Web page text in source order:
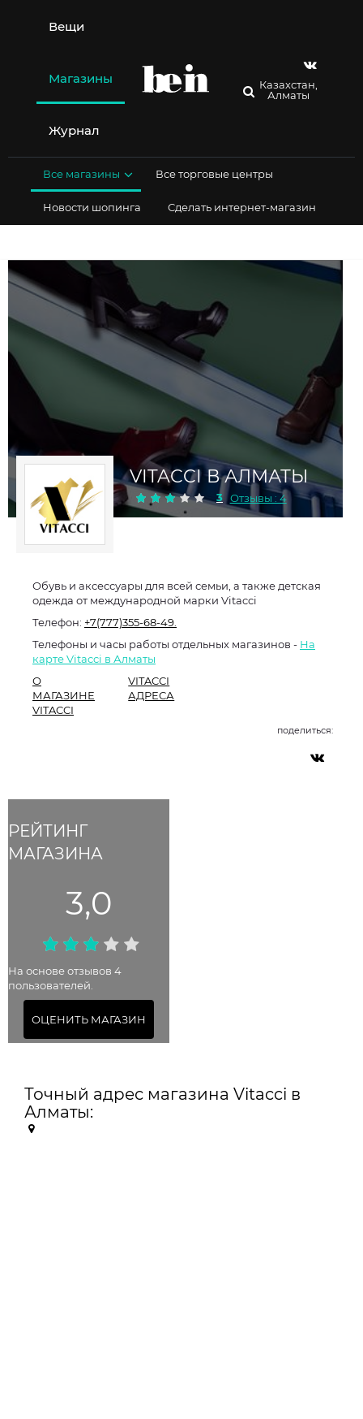
содержимому
Вещи
Магазины
Журнал
Казахстан,
Алматы
Все магазины Все торговые центры
Новости шопинга Сделать интернет-магазин
VITACCI В АЛМАТЫ
3 Отзывы : 4
РЕЙТИНГ
МАГАЗИНА
3,0
На основе отзывов 4
пользователей.
ОЦЕНИТЬ МАГАЗИН
Обувь и аксессуары для всей семьи, а также детская
одежда от международной марки Vitacci
Телефон: +7(777)355-68-49.
Телефоны и часы работы отдельных магазинов - На
карте Vitacci в Алматы
О
МАГАЗИНЕ
VITACCI
VITACCI
АДРЕСА
поделиться:
Точный адрес магазина Vitacci в
Алматы: